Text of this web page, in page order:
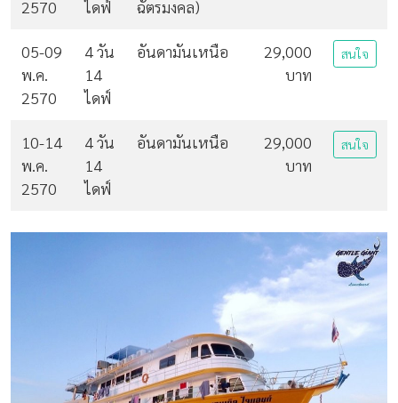
2570
ไดฟ์
ฉัตรมงคล)
05-09
พ.ค.
2570
4 วัน
14
ไดฟ์
อันดามันเหนือ
29,000
บาท
สนใจ
10-14
พ.ค.
2570
4 วัน
14
ไดฟ์
อันดามันเหนือ
29,000
บาท
สนใจ